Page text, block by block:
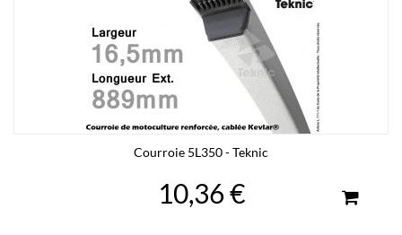
Courroie 5L350 - Teknic
10,36 €